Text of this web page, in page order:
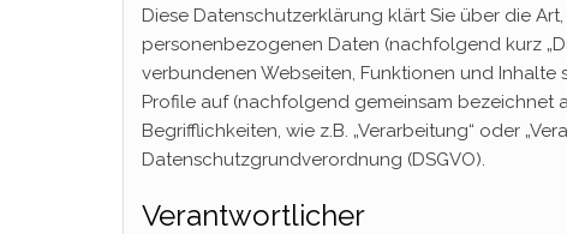
Diese Datenschutzerklärung klärt Sie über die
personenbezogenen Daten (nachfolgend kurz
verbundenen Webseiten, Funktionen und Inhalte
Profile auf (nachfolgend gemeinsam bezeichnet
Begrifflichkeiten, wie z.B. „Verarbeitung“ oder
Datenschutzgrundverordnung (DSGVO).
Verantwortlicher